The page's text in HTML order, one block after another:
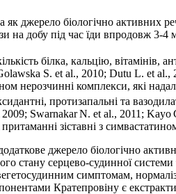
джерело біологічно активних
на добу під час їди впродовж
білка, кальцію, вітамінів,
S. et al., 2010; Dutu L. et al.,
нерозчинні комплекси, які
протизапальні та
2009; Swarnakar N. et al., 2011;
зіставні з
джерело біологічно
стану серцево-судинної
симптомам,
­Кратепровіну є